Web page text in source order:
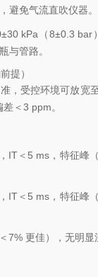
避免气流直吹仪器。
kPa（8±0.3 bar
与管路。
提）
，受控环境可放宽
＜3 ppm。
IT＜5 ms，特征峰
IT＜5 ms，特征峰
7% 更佳），无明显